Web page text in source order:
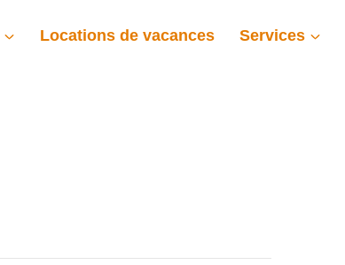
Locations de vacances Services